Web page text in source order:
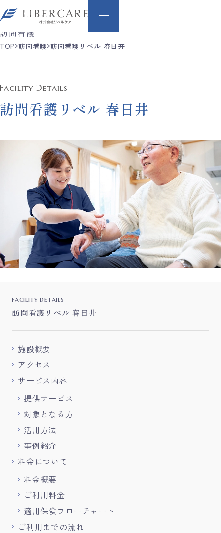
Nurse
訪問看護
TOP 訪問看護 訪問看護リベル 春日井
facility details
訪問看護リベル 春日井
施設概要
アクセス
サービス内容
提供サービス
対象となる方
活用方法
事例紹介
料金について
料金概要
ご利用料金
適用保険フローチャート
ご利用までの流れ
Facility Details
訪問看護リベル 春日井